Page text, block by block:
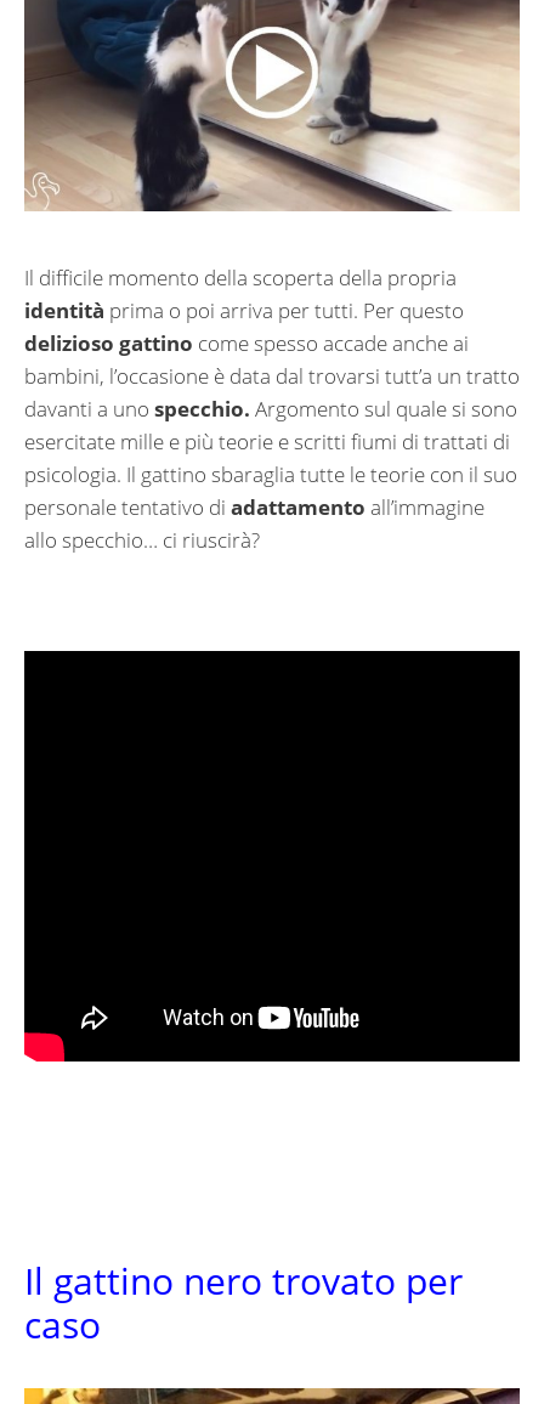
Il difficile momento della scoperta della propria
identità prima o poi arriva per tutti. Per questo
delizioso gattino come spesso accade anche ai
bambini, l’occasione è data dal trovarsi tutt’a un tratto
davanti a uno specchio. Argomento sul quale si sono
esercitate mille e più teorie e scritti fiumi di trattati di
psicologia. Il gattino sbaraglia tutte le teorie con il suo
personale tentativo di adattamento all’immagine
allo specchio… ci riuscirà?
Il gattino nero trovato per
caso